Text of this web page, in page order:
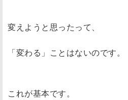
変えようと思ったって、
「変わる」ことはないのです。
これが基本です。